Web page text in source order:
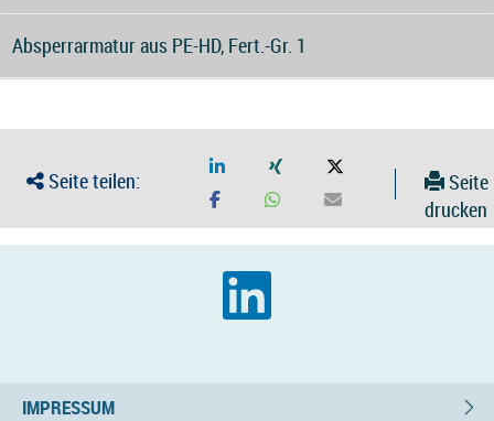
Absperrarmatur aus PE-HD, Fert.-Gr. 1
Seite teilen:
Seite
drucken
IMPRESSUM